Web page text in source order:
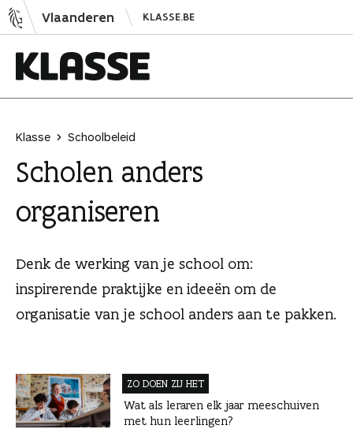
N
a
Vlaanderen KLASSE.BE
a
s
Klasse Schoolbeleid
Scholen anders
organiseren
Denk de werking van je school om:
inspirerende praktijke en ideeën om de
organisatie van je school anders aan te pakken.
ZO DOEN ZIJ HET
Wat als leraren elk jaar meeschuiven
met hun leerlingen?